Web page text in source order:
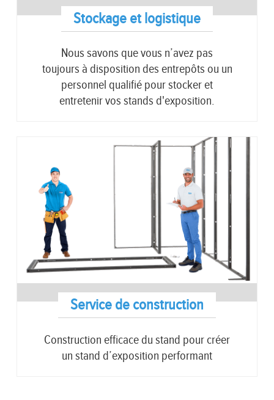
Stockage et logistique
Nous savons que vous n’avez pas
toujours à disposition des entrepôts ou un
personnel qualifié pour stocker et
entretenir vos stands d'exposition.
Service de construction
Construction efficace du stand pour créer
un stand d’exposition performant